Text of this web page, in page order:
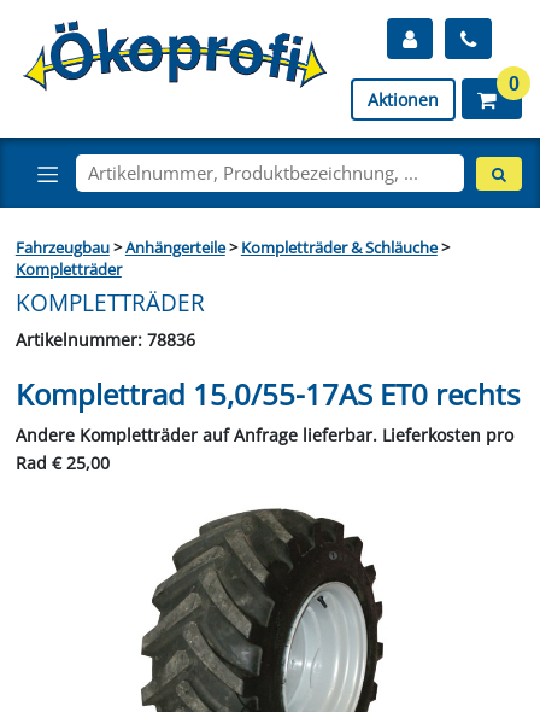
Aktionen
0
Fahrzeugbau>Anhängerteile>Kompletträder & Schläuche>
Kompletträder
KOMPLETTRÄDER
Artikelnummer: 78836
Komplettrad 15,0/55-17AS ET0 rechts
Andere Kompletträder auf Anfrage lieferbar. Lieferkosten pro
Rad € 25,00